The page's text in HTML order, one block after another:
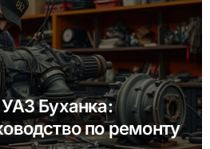
Буханка:
по ремонту